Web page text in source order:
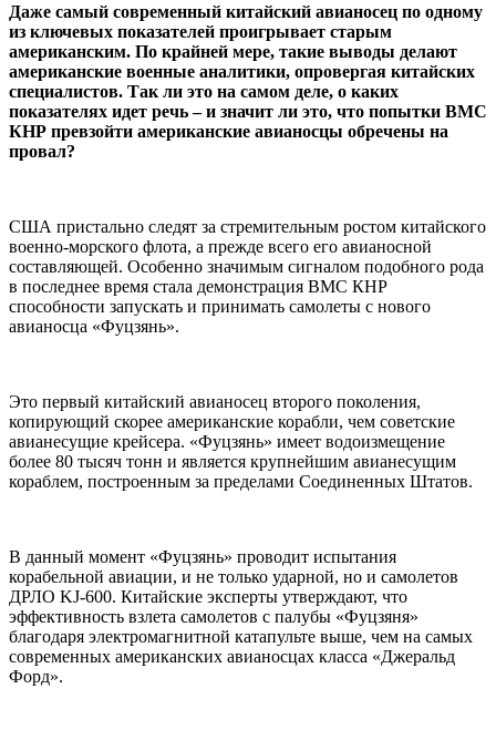
Даже самый современный китайский авианосец по одному
из ключевых показателей проигрывает старым
американским. По крайней мере, такие выводы делают
американские военные аналитики, опровергая китайских
специалистов. Так ли это на самом деле, о каких
показателях идет речь – и значит ли это, что попытки ВМС
КНР превзойти американские авианосцы обречены на
провал?
США пристально следят за стремительным ростом китайского
военно-морского флота, а прежде всего его авианосной
составляющей. Особенно значимым сигналом подобного рода
в последнее время стала демонстрация ВМС КНР
способности запускать и принимать самолеты с нового
авианосца «Фуцзянь».
Это первый китайский авианосец второго поколения,
копирующий скорее американские корабли, чем советские
авианесущие крейсера. «Фуцзянь» имеет водоизмещение
более 80 тысяч тонн и является крупнейшим авианесущим
кораблем, построенным за пределами Соединенных Штатов.
В данный момент «Фуцзянь» проводит испытания
корабельной авиации, и не только ударной, но и самолетов
ДРЛО KJ-600. Китайские эксперты утверждают, что
эффективность взлета самолетов с палубы «Фуцзяня»
благодаря электромагнитной катапульте выше, чем на самых
современных американских авианосцах класса «Джеральд
Форд».